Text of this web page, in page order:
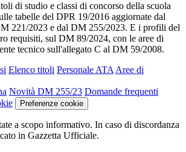
di studio e classi di concorso della scuola
tabelle del DPR 19/2016 aggiornate dal
221/2023 e dal DM 255/2023. E i profili del
requisiti, sul DM 89/2024, con le aree di
tecnico sull'allegato C al DM 59/2008.
Elenco titoli Personale ATA Aree di
Novità DM 255/23 Domande frequenti
Preferenze cookie
a scopo informativo. In caso di discordanza
in Gazzetta Ufficiale.